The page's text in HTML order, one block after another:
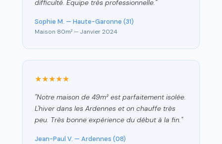
difficulté. Équipe très professionnelle."
Sophie M. — Haute-Garonne (31)
Maison 80m² — Janvier 2024
★★★★★
"Notre maison de 49m² est parfaitement isolée.
L'hiver dans les Ardennes et on chauffe très
peu. Très bonne expérience du début à la fin."
Jean-Paul V. — Ardennes (08)